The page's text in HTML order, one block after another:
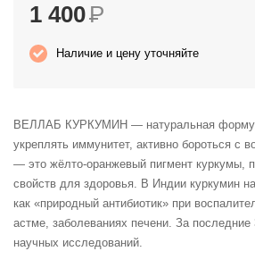
1 400Р
Наличие и цену уточняйте
ВЕЛЛАБ КУРКУМИН — натуральная
укреплять иммунитет, активно бороться с
— это жёлто-оранжевый пигмент куркумы,
свойств для здоровья. В Индии куркумин
как «природный антибиотик» при
астме, заболеваниях печени. За
научных исследований.